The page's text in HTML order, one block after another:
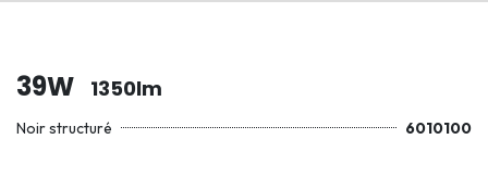
39W 1350lm
Noir structuré 6010100